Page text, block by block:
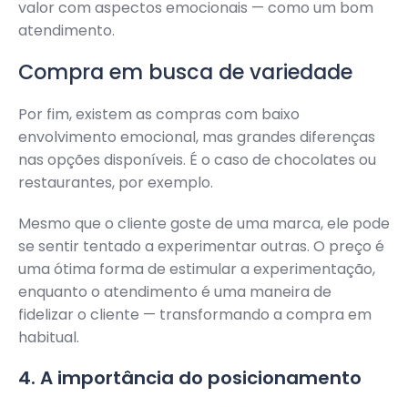
valor com aspectos emocionais — como um bom
atendimento.
Compra em busca de variedade
Por fim, existem as compras com baixo
envolvimento emocional, mas grandes diferenças
nas opções disponíveis. É o caso de chocolates ou
restaurantes, por exemplo.
Mesmo que o cliente goste de uma marca, ele pode
se sentir tentado a experimentar outras. O preço é
uma ótima forma de estimular a experimentação,
enquanto o atendimento é uma maneira de
fidelizar o cliente — transformando a compra em
habitual.
4. A importância do posicionamento